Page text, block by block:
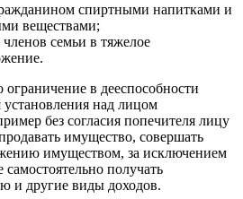
спиртными напитками и
веществами;
семьи в тяжелое
ограничение в дееспособности
установления над лицом
без согласия попечителя лицу
имущество, совершать
имуществом, за исключением
получать
и другие виды доходов.